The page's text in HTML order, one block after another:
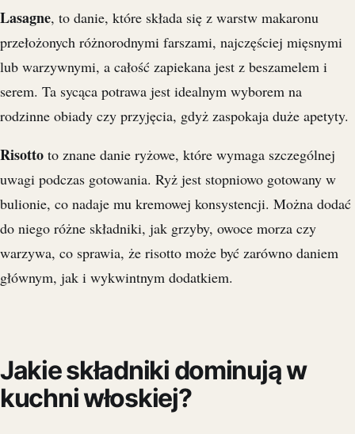
Lasagne, to danie, które składa się z warstw makaronu
przełożonych różnorodnymi farszami, najczęściej mięsnymi
lub warzywnymi, a całość zapiekana jest z beszamelem i
serem. Ta sycąca potrawa jest idealnym wyborem na
rodzinne obiady czy przyjęcia, gdyż zaspokaja duże apetyty.
Risotto to znane danie ryżowe, które wymaga szczególnej
uwagi podczas gotowania. Ryż jest stopniowo gotowany w
bulionie, co nadaje mu kremowej konsystencji. Można dodać
do niego różne składniki, jak grzyby, owoce morza czy
warzywa, co sprawia, że risotto może być zarówno daniem
głównym, jak i wykwintnym dodatkiem.
Jakie składniki dominują w
kuchni włoskiej?